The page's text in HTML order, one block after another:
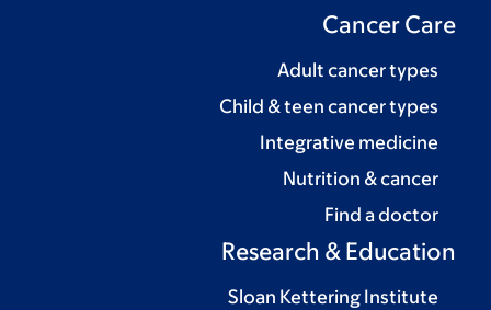
Cancer Care
Adult cancer types
Child & teen cancer types
Integrative medicine
Nutrition & cancer
Find a doctor
Research & Education
Sloan Kettering Institute